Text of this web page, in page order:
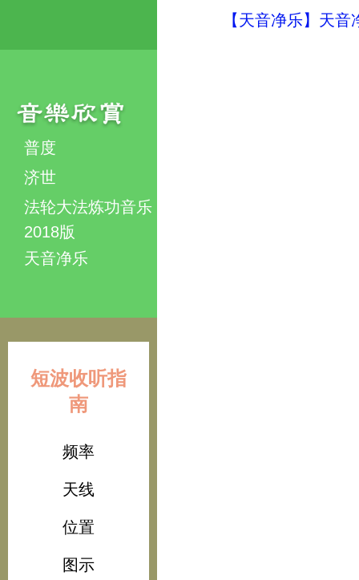
普度
济世
法轮大法炼功音乐
2018版
天音净乐
短波收听指
南
频率
天线
位置
图示
【天音净乐】天